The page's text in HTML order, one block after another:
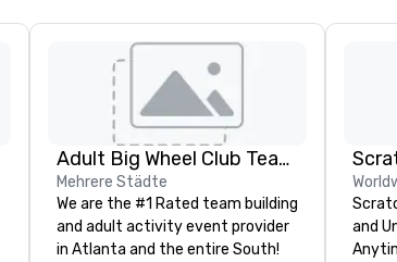
Adult Big Wheel Club Team Building & Custom Events
Mehrere Städte
We are the #1 Rated team building
and adult activity event provider
in Atlanta and the entire South!
and
Anytime.